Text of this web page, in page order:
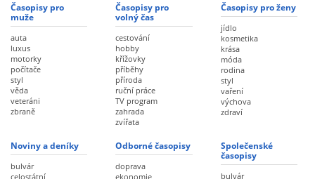
Časopisy pro
muže
auta
luxus
motorky
počítače
styl
věda
veteráni
zbraně
Časopisy pro
volný čas
cestování
hobby
křížovky
příběhy
příroda
ruční práce
TV program
zahrada
zvířata
Časopisy pro ženy
jídlo
kosmetika
krása
móda
rodina
styl
vaření
výchova
zdraví
Noviny a deníky
bulvár
celostátní
Odborné časopisy
doprava
ekonomie
Společenské
časopisy
bulvár